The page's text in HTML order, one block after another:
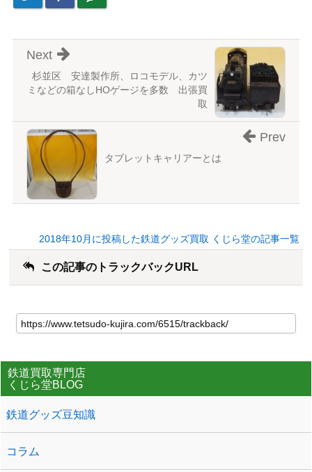
杉並区 安達製作所、ロコモデル、カツ
ミなどの箱なしHOゲージを多数 出張買
取
Next
タブレットキャリアーとは
Prev
2018年10月に投稿した鉄道グッズ買取 くじら堂の記事一覧
この記事のトラックバックURL
鉄道買取専門店
くじら堂BLOG
鉄道グッズ豆知識
コラム